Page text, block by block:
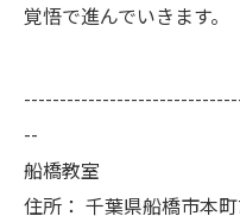
覚悟で進んでいきます。
--
船橋教室
住所： 千葉県船橋市本